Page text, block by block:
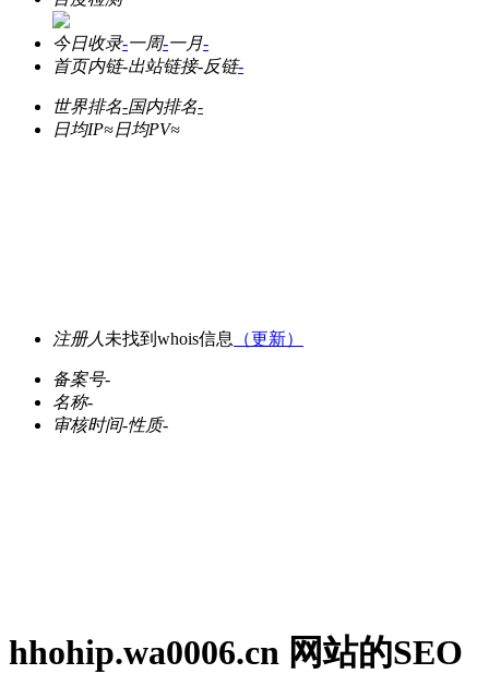
今日收录-一周-一月-
首页内链-出站链接-反链-
世界排名-国内排名-
日均IP≈日均PV≈
注册人 未找到whois信息 （更新）
备案号-
名称-
审核时间-性质-
hhohip.wa0006.cn 网站的SEO